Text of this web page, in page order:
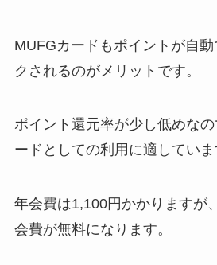
MUFGカードもポイントが自
クされるのがメリットです。
ポイント還元率が少し低めな
ードとしての利用に適していま
年会費は1,100円かかりますが
会費が無料になります。